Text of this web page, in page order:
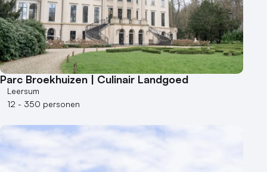
Parc Broekhuizen | Culinair Landgoed
Leersum
12 - 350 personen